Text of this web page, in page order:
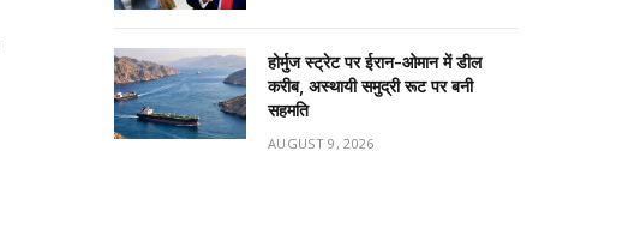
होर्मुज स्ट्रेट पर ईरान-ओमान में डील
करीब, अस्थायी समुद्री रूट पर बनी
सहमति
AUGUST 9, 2026